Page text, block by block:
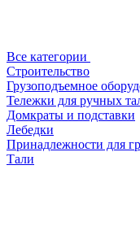
Все категории
Строительство
Грузоподъемное
Тележки для ручных
Домкраты и подставки
Лебедки
Принадлежности для
Тали